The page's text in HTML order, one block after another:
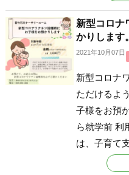
新型コロナ
かりします。
2021年10月07日
新型コロナ
ただけるよ
子様をお預
ら就学前
は、子育て